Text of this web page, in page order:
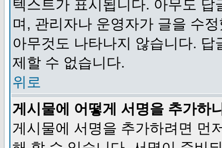
텍스트가 표시됩니다. 아무도
며, 관리자나 운영자가 글을 수
아무것도 나타나지 않습니다.
제할 수 없습니다.
위로
게시물에 어떻게 서명을 추가하
게시물에 서명을 추가하려면 먼